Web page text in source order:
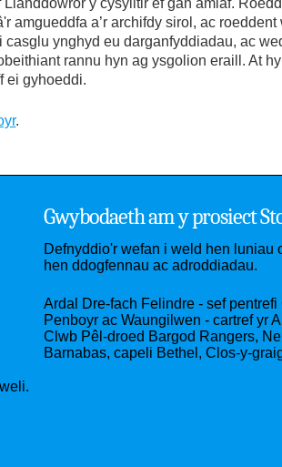
y cysylltir ef gan amlaf.
amgueddfa a’r archifdy sirol, ac roeddent
ynghyd eu darganfyddiadau, ac
rannu hyn ag ysgolion eraill. At
ei gyhoeddi.
.
Gwybodaeth am y prosiect
Defnyddio'r wefan i weld hen luniau
hen ddogfennau ac adroddiadau.
Ardal Dre-fach Felindre - sef
Penboyr ac Waungilwen - cartref yr
Clwb Pêl-droed Bargod Rangers,
Barnabas, capeli Bethel, Clos-y-